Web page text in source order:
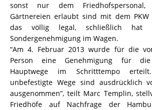
sonst nur dem Friedhofspersonal,
Gärtnereien erlaubt sind mit dem
das völlig legal, schließlich hat
Sondergenehmigung im Wagen.
“Am 4. Februar 2013 wurde für die
Person eine Genehmigung für
Hauptwege im Schritttempo
unbefestigte Wege sind ausdrücklich
ausgenommen”, teilt Marc Templin,
Friedhöfe auf Nachfrage der